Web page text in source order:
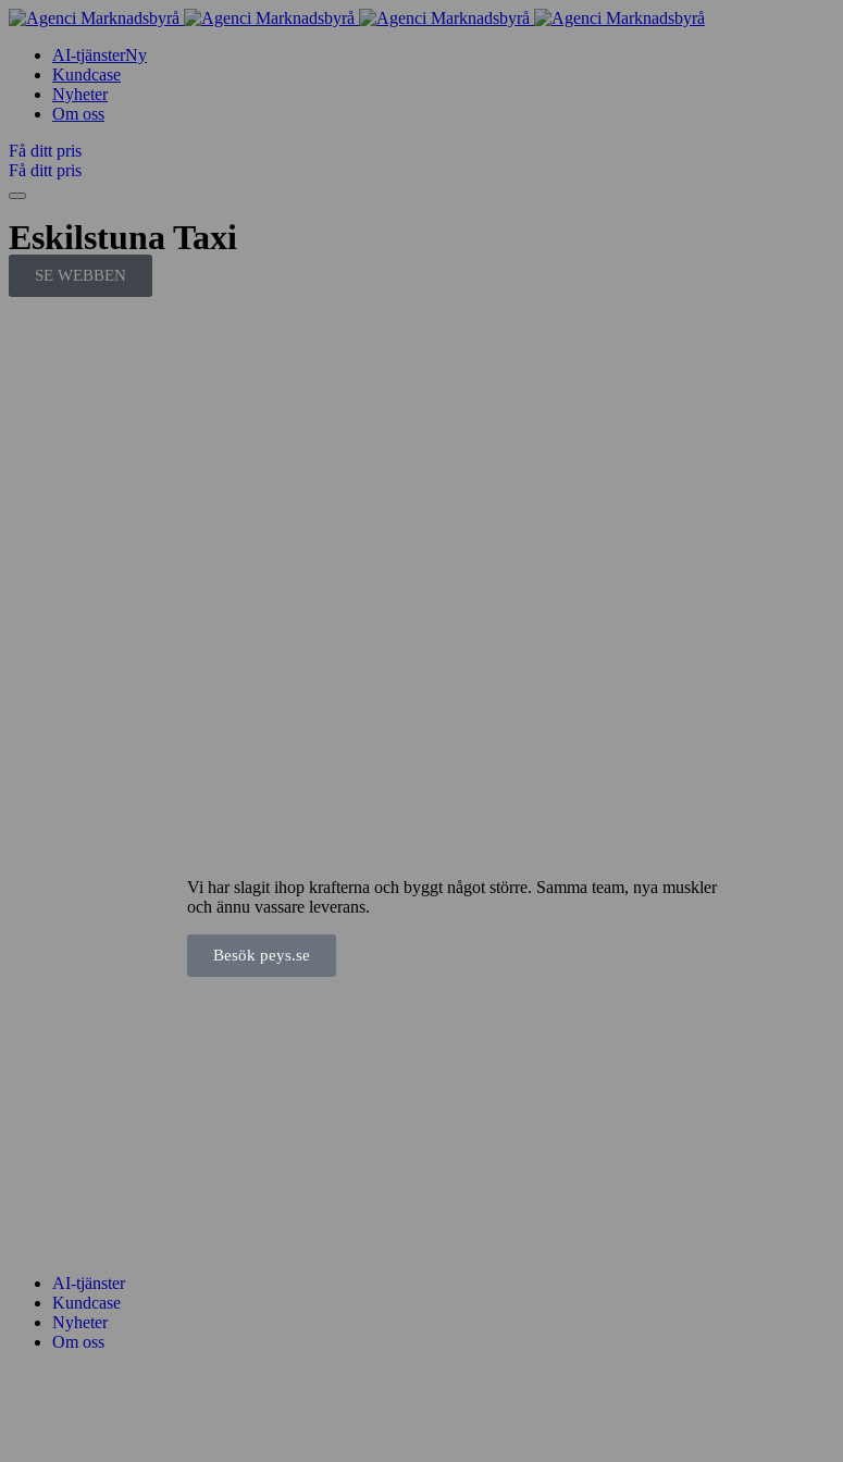
AI-tjänsterNy
Kundcase
Nyheter
Om oss
Få ditt pris
Få ditt pris
Eskilstuna Taxi
SE WEBBEN
AI-tjänster
Kundcase
Nyheter
Om oss
Vi har slagit ihop krafterna och byggt något större. Samma team, nya muskler
och ännu vassare leverans.
Besök peys.se